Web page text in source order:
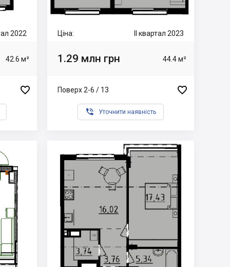
2022
42.6 м²

Ціна: II квартал 2023
1.29 млн грн 44.4 м²
Поверх 2-6 / 13 
 Уточнити наявність